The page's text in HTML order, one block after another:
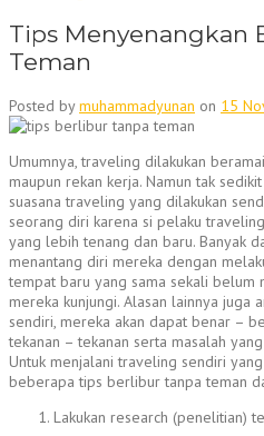
Tips Menyenangkan
Teman
Posted bymuhammadyunan on 15
Umumnya, traveling dilakukan
maupun rekan kerja. Namun tak
suasana traveling yang dilakukan
seorang diri karena si pelaku
yang lebih tenang dan baru. Banyak
menantang diri mereka dengan
tempat baru yang sama sekali belum
mereka kunjungi. Alasan lainnya juga
sendiri, mereka akan dapat benar –
tekanan – tekanan serta masalah
Untuk menjalani traveling sendiri
beberapa tips berlibur tanpa teman
Lakukan research (penelitian)